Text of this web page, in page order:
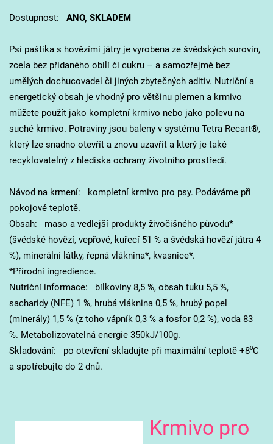
Dostupnost: ANO, SKLADEM
Psí paštika s hovězími játry je vyrobena ze švédských surovin,
zcela bez přidaného obilí či cukru – a samozřejmě bez
umělých dochucovadel či jiných zbytečných aditiv. Nutriční a
energetický obsah je vhodný pro většinu plemen a krmivo
můžete použít jako kompletní krmivo nebo jako polevu na
suché krmivo. Potraviny jsou baleny v systému Tetra Recart®,
který lze snadno otevřít a znovu uzavřít a který je také
recyklovatelný z hlediska ochrany životního prostředí.
Návod na krmení: kompletní krmivo pro psy. Podáváme při
pokojové teplotě.
Obsah: maso a vedlejší produkty živočišného původu*
(švédské hovězí, vepřové, kuřecí 51 % a švédská hovězí játra 4
%), minerální látky, řepná vláknina*, kvasnice*.
*Přírodní ingredience.
Nutriční informace: bílkoviny 8,5 %, obsah tuku 5,5 %,
sacharidy (NFE) 1 %, hrubá vláknina 0,5 %, hrubý popel
(minerály) 1,5 % (z toho vápník 0,3 % a fosfor 0,2 %), voda 83
%. Metabolizovatelná energie 350kJ/100g.
Skladování: po otevření skladujte při maximální teplotě +8⁰C
a spotřebujte do 2 dnů.
Krmivo pro